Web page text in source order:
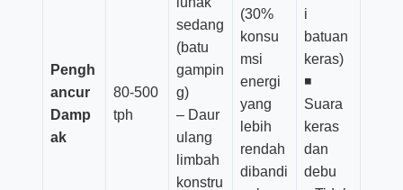
Pengh
ancur
Damp
ak
80-500
tph
sedang
(batu
gampin
g)
– Daur
ulang
limbah
konstru
(30%
konsu
msi
energi
yang
lebih
rendah
dibandi
i
batuan
keras)
◾
Suara
keras
dan
debu